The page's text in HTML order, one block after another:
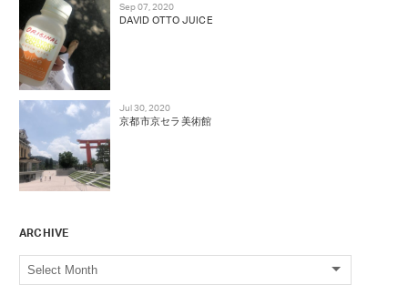
Sep 07, 2020
DAVID OTTO JUICE
Jul 30, 2020
京都市京セラ美術館
ARCHIVE